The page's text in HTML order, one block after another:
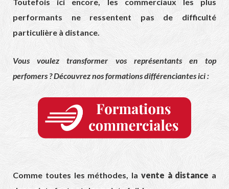
performants ne ressentent pas de difficulté
particulière à distance.
Vous voulez transformer vos représentants en top
perfomers ? Découvrez nos formations différenciantes ici :
Comme toutes les méthodes, la vente à distance a